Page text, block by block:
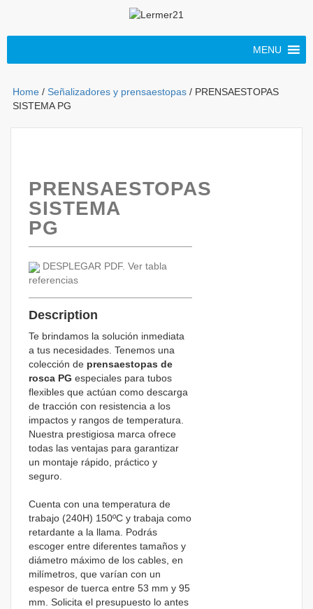
MENU
Home / Señalizadores y prensaestopas / PRENSAESTOPAS
SISTEMA PG
PRENSAESTOPAS
SISTEMA
PG
DESPLEGAR PDF. Ver tabla
referencias
Description
Te brindamos la solución inmediata
a tus necesidades. Tenemos una
colección de prensaestopas de
rosca PG especiales para tubos
flexibles que actúan como descarga
de tracción con resistencia a los
impactos y rangos de temperatura.
Nuestra prestigiosa marca ofrece
todas las ventajas para garantizar
un montaje rápido, práctico y
seguro.
Cuenta con una temperatura de
trabajo (240H) 150ºC y trabaja como
retardante a la llama. Podrás
escoger entre diferentes tamaños y
diámetro máximo de los cables, en
milímetros, que varían con un
espesor de tuerca entre 53 mm y 95
mm. Solicita el presupuesto lo antes